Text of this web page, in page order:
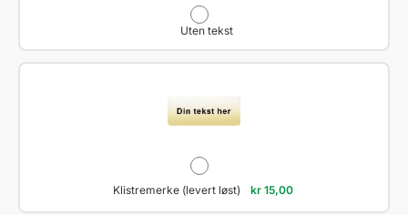
Uten tekst
Klistremerke (levert løst) kr15,00